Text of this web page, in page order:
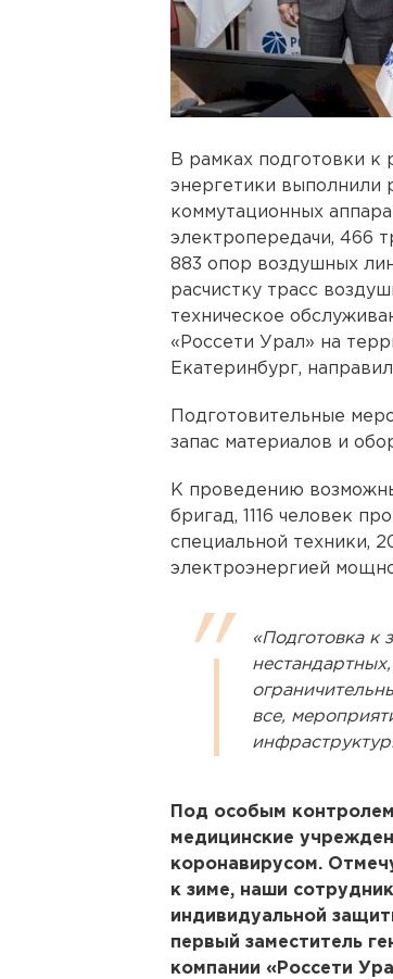
В рамках подготовки к
энергетики выполнили
коммутационных
электропередачи, 466
883 опор воздушных
расчистку трасс
техническое
«Россети Урал» на
Екатеринбург,
Подготовительные
запас материалов и
К проведению
бригад, 1116 человек
специальной техники,
электроэнергией
«Подготовка к
все,
Под особым
медицинские
коронавирусом.
к зиме, наши
индивидуальной
первый заместитель
компании «Россети